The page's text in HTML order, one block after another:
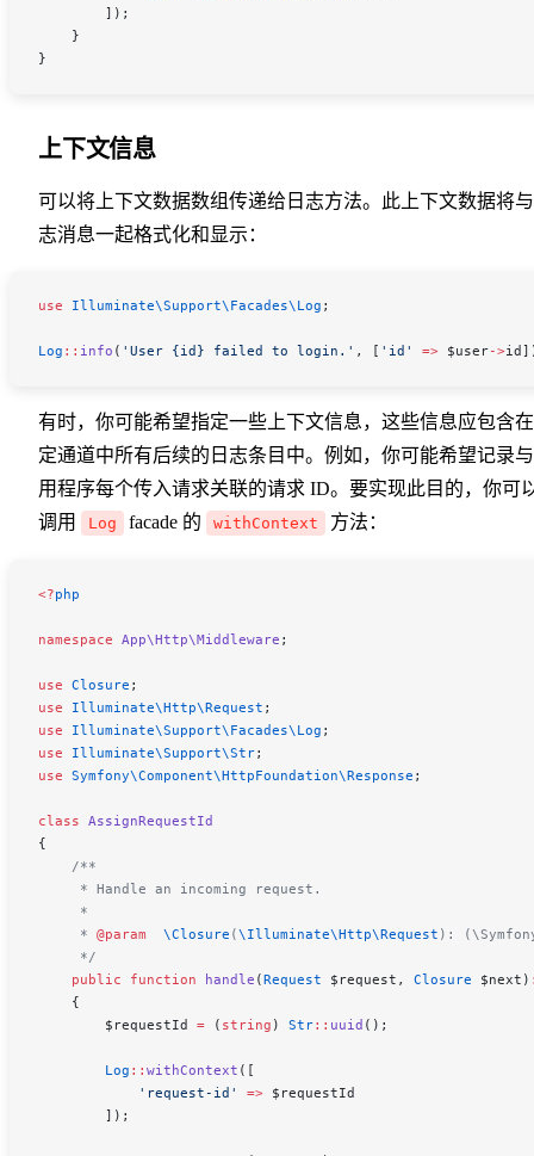
        ]);
    }
}
上下文信息
可以将上下文数据数组传递给日志方法。此上下文数据将
志消息一起格式化和显示：
use Illuminate\Support\Facades\ Log ;
Log :: info ( 'User {id} failed to login.' , [ 'id' => $user->id
有时，你可能希望指定一些上下文信息，这些信息应包含
定通道中所有后续的日志条目中。例如，你可能希望记录
用程序每个传入请求关联的请求 ID。要实现此目的，你可
调用
Log facade 的 withContext 方法：
<?php
namespace App\Http\Middleware ;
use Closure ;
use Illuminate\Http\Request ;
use Illuminate\Support\Facades\ Log ;
use Illuminate\Support\Str;
use Symfony\Component\HttpFoundation\Response ;
class AssignRequestId
{
    /**
     * Handle an incoming request.
     *
     *
@param
  \
Closure (\Illuminate\Http\Request ):
     */
    public
function handle (Request $request , Closure $next )
    {
        $requestId
= ( string ) Str:: uuid ();
        Log
:: withContext ([
            'request-id'
=> $requestId
        ]);